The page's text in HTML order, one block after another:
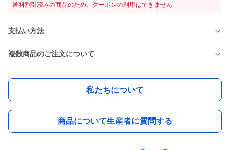
送料割引済みの商品のため、クーポンの利用はできません
支払い方法
複数商品のご注文について
私たちについて
商品について生産者に質問する